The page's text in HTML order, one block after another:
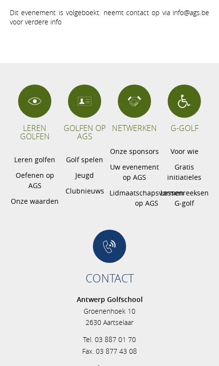
Dit evenement is volgeboekt. neemt contact op via info@ags.be
voor verdere info
LEREN
GOLFEN
Leren golfen
Oefenen op
AGS
Onze waarden
GOLFEN OP
AGS
Golf spelen
Jeugd
Clubnieuws
NETWERKEN
Onze sponsors
Uw evenement
op AGS
Lidmaatschapsvormen
op AGS
G-GOLF
Voor wie
Gratis
initiatieles
Lessenreeksen
G-golf
CONTACT
Antwerp Golfschool
Groenenhoek 10
2630 Aartselaar
Tel. 03 887 01 70
Fax. 03 877 43 08